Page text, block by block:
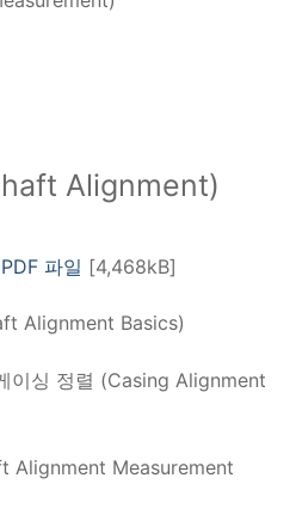
Alignment)
파일 [4,468kB]
Alignment Basics)
이싱 정렬 (Casing Alignment
Alignment Measurement